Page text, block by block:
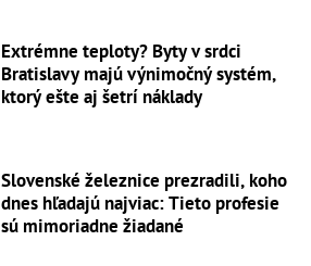
Extrémne teploty? Byty v srdci
Bratislavy majú výnimočný systém,
ktorý ešte aj šetrí náklady
Slovenské železnice prezradili, koho
dnes hľadajú najviac: Tieto profesie
sú mimoriadne žiadané